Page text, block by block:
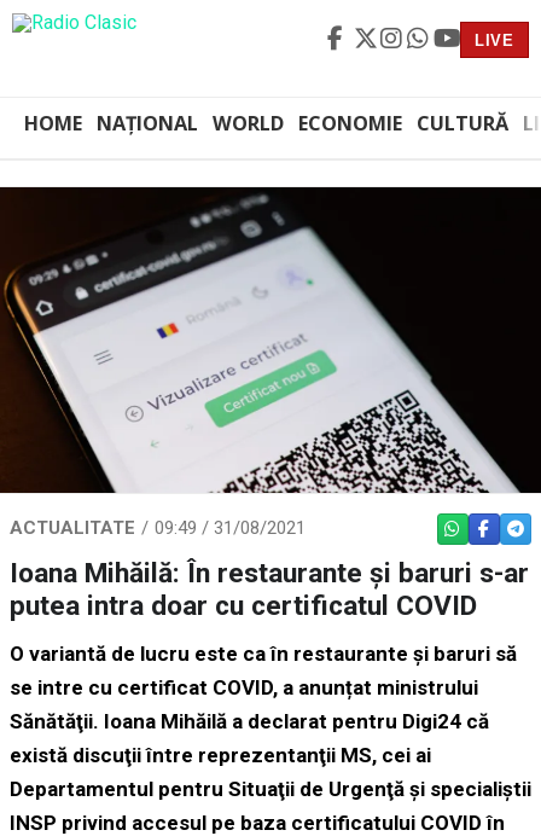
LIVE
HOME NAȚIONAL WORLD ECONOMIE CULTURĂ
ACTUALITATE 09:49 / 31/08/2021 WHATSAPP
Ioana Mihăilă: În restaurante și baruri s-ar
putea intra doar cu certificatul COVID
O variantă de lucru este ca în restaurante și baruri să
se intre cu certificat COVID, a anunțat ministrului
Sănătăţii. Ioana Mihăilă a declarat pentru Digi24 că
există discuţii între reprezentanţii MS, cei ai
Departamentul pentru Situaţii de Urgenţă şi specialiştii
INSP privind accesul pe baza certificatului COVID în